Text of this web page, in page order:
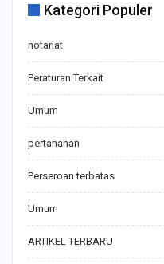
Kategori Populer
notariat
Peraturan Terkait
Umum
pertanahan
Perseroan terbatas
Umum
ARTIKEL TERBARU